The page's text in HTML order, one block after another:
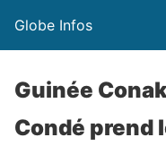
Globe Infos
Guinée
Condé prend